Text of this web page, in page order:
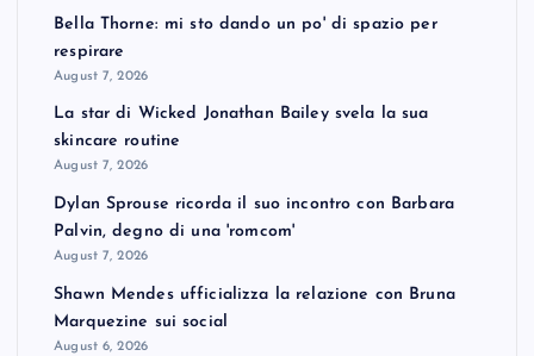
Bella Thorne: mi sto dando un po' di spazio per
respirare
August 7, 2026
La star di Wicked Jonathan Bailey svela la sua
skincare routine
August 7, 2026
Dylan Sprouse ricorda il suo incontro con Barbara
Palvin, degno di una 'romcom'
August 7, 2026
Shawn Mendes ufficializza la relazione con Bruna
Marquezine sui social
August 6, 2026